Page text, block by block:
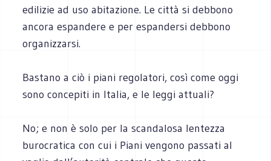
edilizie ad uso abitazione. Le città si debbono
ancora espandere e per espandersi debbono
organizzarsi.
Bastano a ciò i piani regolatori, così come oggi
sono concepiti in Italia, e le leggi attuali?
No; e non è solo per la scandalosa lentezza
burocratica con cui i Piani vengono passati al